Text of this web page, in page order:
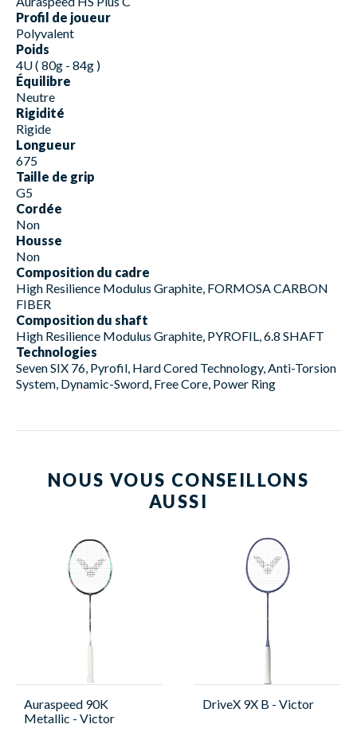
Profil de joueur
Polyvalent
Poids
4U ( 80g - 84g )
Équilibre
Neutre
Rigidité
Rigide
Longueur
675
Taille de grip
G5
Cordée
Non
Housse
Non
Composition du cadre
High Resilience Modulus Graphite, FORMOSA CARBON
FIBER
Composition du shaft
High Resilience Modulus Graphite, PYROFIL, 6.8 SHAFT
Technologies
Seven SIX 76, Pyrofil, Hard Cored Technology, Anti-Torsion
System, Dynamic-Sword, Free Core, Power Ring
NOUS VOUS CONSEILLONS
AUSSI
Auraspeed 90K
Metallic - Victor
DriveX 9X B - Victor